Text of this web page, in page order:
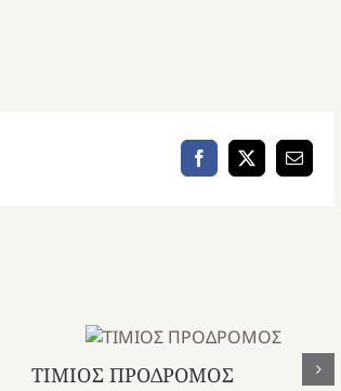
Facebook
X Email
ΤΙΜΙΟΣ ΠΡΟΔΡΟΜΟΣ